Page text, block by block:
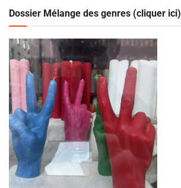
Dossier Mélange des genres (cliquer ici)